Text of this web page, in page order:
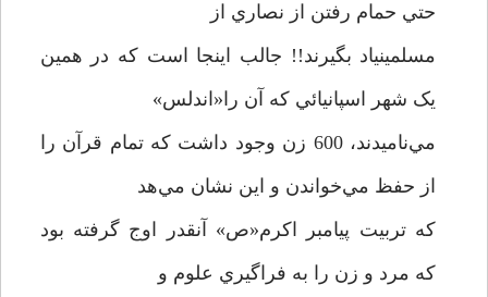
حتي حمام رفتن از نصاري از
مسلمينياد بگيرند!! جالب اينجا است که در همين
يک شهر اسپانيائي که آن را«اندلس»
مي‌ناميدند، 600 زن وجود داشت که تمام قرآن را
از حفظ مي‌خواندن و اين نشان مي‌هد
که تربيت پيامبر اکرم«ص» آنقدر اوج گرفته بود
که مرد و زن را به فراگيري علوم و